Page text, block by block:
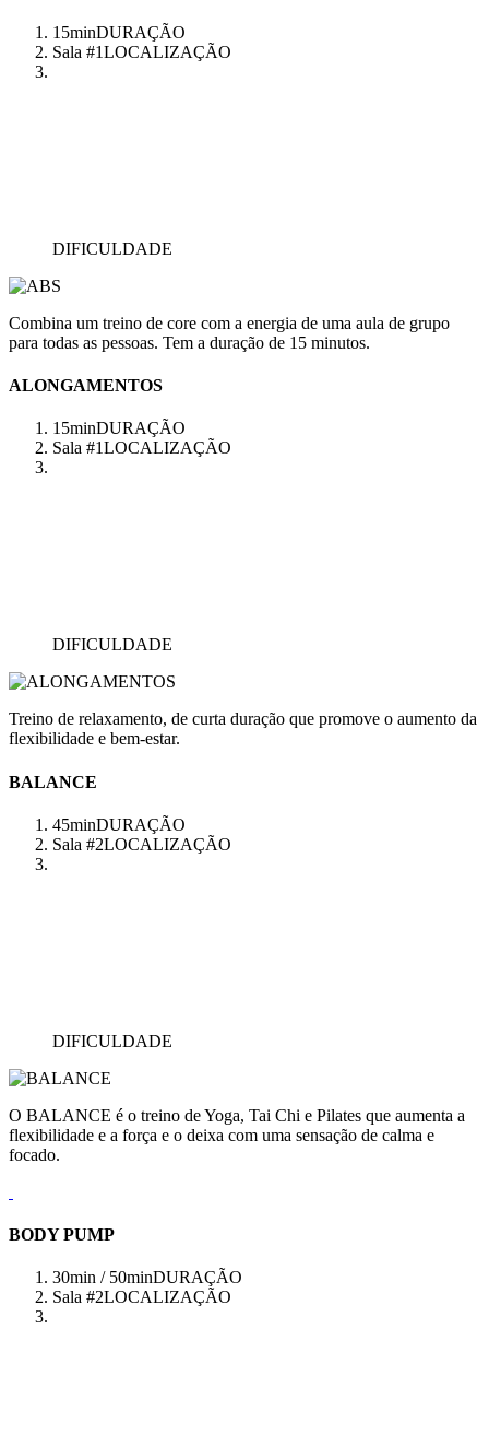
15minDURAÇÃO
Sala #1LOCALIZAÇÃO
DIFICULDADE
Combina um treino de core com a energia de uma aula de grupo
para todas as pessoas. Tem a duração de 15 minutos.
ALONGAMENTOS
15minDURAÇÃO
Sala #1LOCALIZAÇÃO
DIFICULDADE
Treino de relaxamento, de curta duração que promove o aumento da
flexibilidade e bem-estar.
BALANCE
45minDURAÇÃO
Sala #2LOCALIZAÇÃO
DIFICULDADE
O BALANCE é o treino de Yoga, Tai Chi e Pilates que aumenta a
flexibilidade e a força e o deixa com uma sensação de calma e
focado.
BODY PUMP
30min / 50minDURAÇÃO
Sala #2LOCALIZAÇÃO